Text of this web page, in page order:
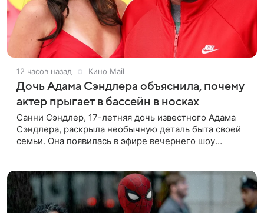
12 часов назад Кино Mail
Дочь Адама Сэндлера объяснила, почему
актер прыгает в бассейн в носках
Санни Сэндлер, 17-летняя дочь известного Адама
Сэндлера, раскрыла необычную деталь быта своей
семьи. Она появилась в эфире вечернего шоу